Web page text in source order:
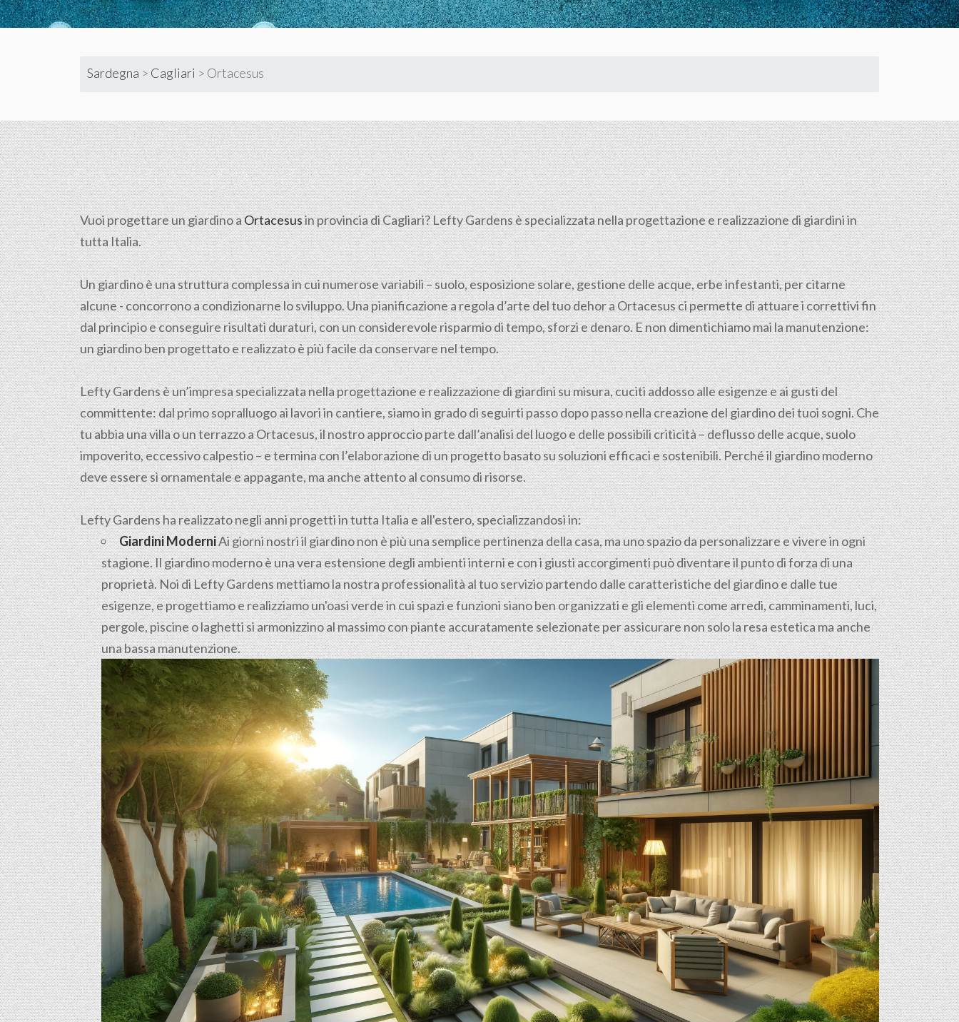
Sardegna > Cagliari > Ortacesus
Vuoi progettare un giardino aOrtacesusin provincia diCagliari? Lefty Gardens è specializzata nella progettazione e realizzazione di giardini in
tutta Italia.
Un giardino è una struttura complessa in cui numerose variabili – suolo, esposizione solare, gestione delle acque, erbe infestanti, per citarne
alcune - concorrono a condizionarne lo sviluppo. Una pianificazione a regola d’arte del tuo dehor a Ortacesus ci permette di attuare i correttivi fin
dal principio e conseguire risultati duraturi, con un considerevole risparmio di tempo, sforzi e denaro. E non dimentichiamo mai la manutenzione:
un giardino ben progettato e realizzato è più facile da conservare nel tempo.
Lefty Gardens è un’impresa specializzata nellaprogettazionee realizzazione di giardini su misura, cuciti addosso alle esigenze e ai gusti del
committente: dal primo sopralluogo ai lavori in cantiere, siamo in grado di seguirti passo dopo passo nella creazione del giardino dei tuoi sogni. Che
tu abbia una villa o un terrazzo a Ortacesus, il nostro approccio parte dall’analisi del luogo e delle possibili criticità – deflusso delle acque, suolo
impoverito, eccessivo calpestio – e termina con l’elaborazione di un progetto basato su soluzioni efficaci e sostenibili. Perché il giardino moderno
deve essere sì ornamentale e appagante, ma anche attento al consumo di risorse.
Lefty Gardens ha realizzato negli anni progetti in tutta Italia e all'estero, specializzandosi in:
Giardini ModerniAi giorni nostri il giardino non è più una semplice pertinenza della casa, ma uno spazio da personalizzare e vivere in ogni
stagione. Il giardino moderno è una vera estensione degli ambienti interni e con i giusti accorgimenti può diventare il punto di forza di una
proprietà. Noi di Lefty Gardens mettiamo la nostra professionalità al tuo servizio partendo dalle caratteristiche del giardino e dalle tue
esigenze, e progettiamo e realizziamo un'oasi verde in cui spazi e funzioni siano ben organizzati e gli elementi come arredi, camminamenti, luci,
pergole, piscine o laghetti si armonizzino al massimo con piante accuratamente selezionate per assicurare non solo la resa estetica ma anche
una bassa manutenzione.